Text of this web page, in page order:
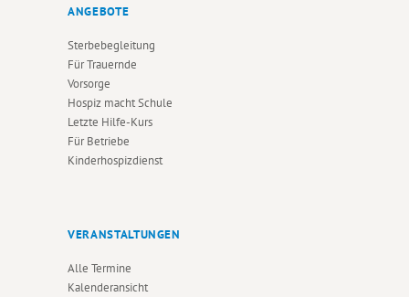
ANGEBOTE
Sterbebegleitung
Für Trauernde
Vorsorge
Hospiz macht Schule
Letzte Hilfe-Kurs
Für Betriebe
Kinderhospizdienst
VERANSTALTUNGEN
Alle Termine
Kalenderansicht